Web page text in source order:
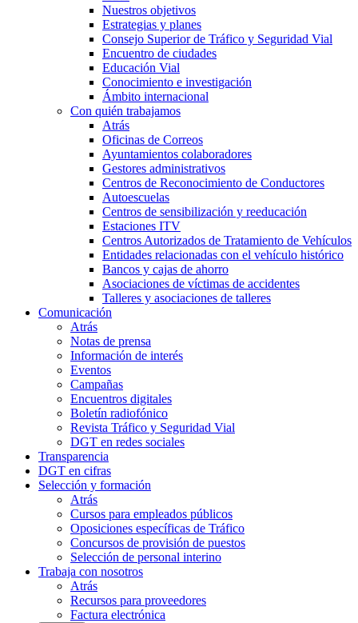
Nuestros objetivos
Estrategias y planes
Consejo Superior de Tráfico y Seguridad Vial
Encuentro de ciudades
Educación Vial
Conocimiento e investigación
Ámbito internacional
Con quién trabajamos
Atrás
Oficinas de Correos
Ayuntamientos colaboradores
Gestores administrativos
Centros de Reconocimiento de Conductores
Autoescuelas
Centros de sensibilización y reeducación
Estaciones ITV
Centros Autorizados de Tratamiento de Vehículos
Entidades relacionadas con el vehículo histórico
Bancos y cajas de ahorro
Asociaciones de víctimas de accidentes
Talleres y asociaciones de talleres
Comunicación
Atrás
Notas de prensa
Información de interés
Eventos
Campañas
Encuentros digitales
Boletín radiofónico
Revista Tráfico y Seguridad Vial
DGT en redes sociales
Transparencia
DGT en cifras
Selección y formación
Atrás
Cursos para empleados públicos
Oposiciones específicas de Tráfico
Concursos de provisión de puestos
Selección de personal interino
Trabaja con nosotros
Atrás
Recursos para proveedores
Factura electrónica